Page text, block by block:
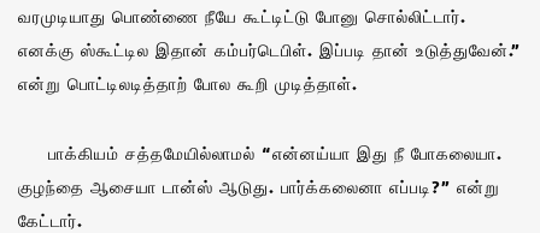
வரமுடியாது பொண்ணை நீயே கூட்டிட்டு போனு சொல்லிட்டார்.
எனக்கு ஸ்கூட்டில இதான் கம்பர்டெபிள். இப்படி தான் உடுத்துவேன்.”
என்று பொட்டிலடித்தாற் போல கூறி முடித்தாள்.
பாக்கியம் சத்தமேயில்லாமல் “என்னய்யா இது நீ போகலையா.
குழந்தை ஆசையா டான்ஸ் ஆடுது. பார்க்கலைனா எப்படி?” என்று
கேட்டார்.